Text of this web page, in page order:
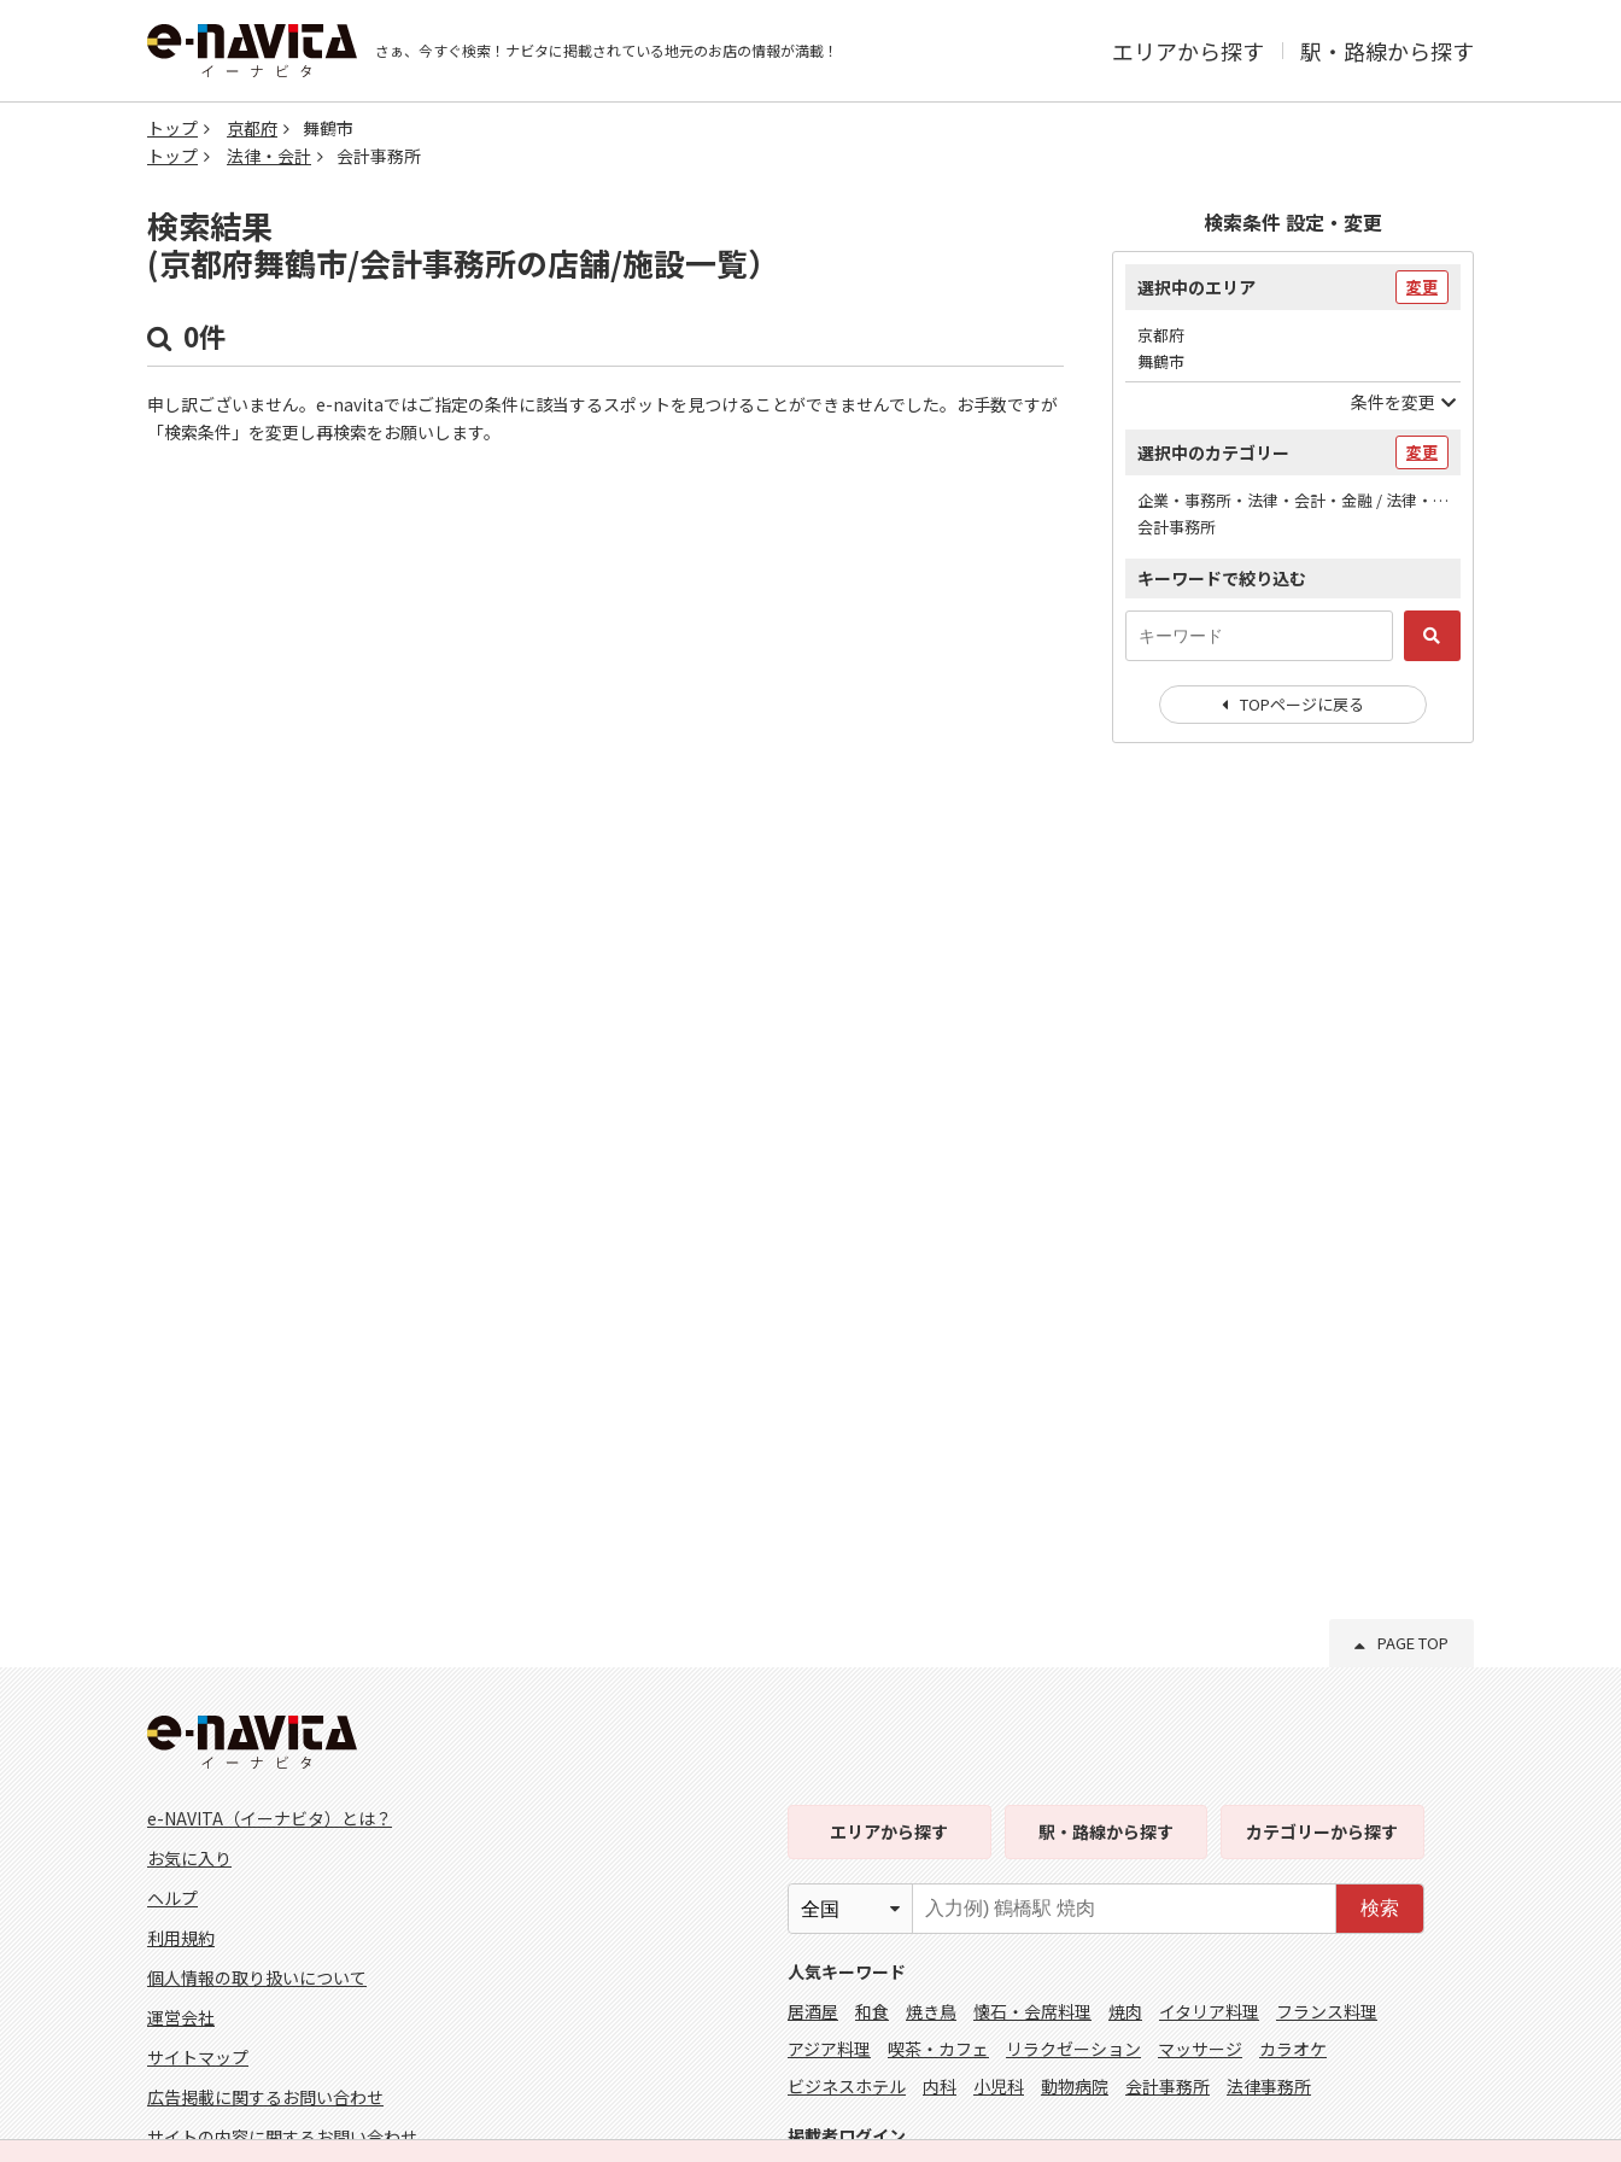
さぁ、今すぐ検索！ ナビタに掲載されている地元のお店の情報が満載！ エリアから探す 駅・路線から探す
トップ 京都府
舞鶴市
トップ
法律・会計 会計事務所
検索結果
(京都府舞鶴市/会計事務所の店舗/施設一覧）
0件
申し訳ございません。e-navitaではご指定の条件に該当するスポットを見つけることができませんでした。お手数ですが
「検索条件」を変更し再検索をお願いします。
検索条件 設定・変更
選択中のエリア 変更
京都府
舞鶴市
条件を変更
選択中のカテゴリー 変更
企業・事務所・法律・会計・金融 / 法律・会計
会計事務所
キーワードで絞り込む
TOPページに戻る
PAGE TOP
e-NAVITA（イーナビタ）とは？
お気に入り
ヘルプ
利用規約
個人情報の取り扱いについて
運営会社
サイトマップ
広告掲載に関するお問い合わせ
サイトの内容に関するお問い合わせ
エリアから探す 駅・路線から探す カテゴリーから探す
検索
人気キーワード
居酒屋
和食 焼き鳥 懐石・会席料理 焼肉 イタリア料理
フランス料理
アジア料理
喫茶・カフェ リラクゼーション マッサージ
カラオケ
ビジネスホテル
内科 小児科 動物病院 会計事務所 法律事務所
掲載者ログイン